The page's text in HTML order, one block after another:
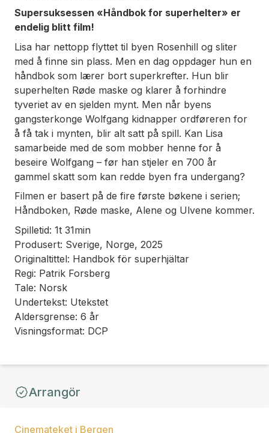
Supersuksessen «Håndbok for superhelter» er
endelig blitt film!
Lisa har nettopp flyttet til byen Rosenhill og sliter
med å finne sin plass. Men en dag oppdager hun en
håndbok som lærer bort superkrefter. Hun blir
superhelten Røde maske og klarer å forhindre
tyveriet av en sjelden mynt. Men når byens
gangsterkonge Wolfgang kidnapper ordføreren for
å få tak i mynten, blir alt satt på spill. Kan Lisa
samarbeide med de som mobber henne for å
beseire Wolfgang – før han stjeler en 700 år
gammel skatt som kan redde byen fra undergang?
Filmen er basert på de fire første bøkene i serien;
Håndboken, Røde maske, Alene og Ulvene kommer.
Spilletid: 1t 31min
Produsert: Sverige, Norge, 2025
Originaltittel: Handbok för superhjältar
Regi: Patrik Forsberg
Tale: Norsk
Undertekst: Utekstet
Aldersgrense: 6 år
Visningsformat: DCP
Arrangör
Cinemateket i Bergen